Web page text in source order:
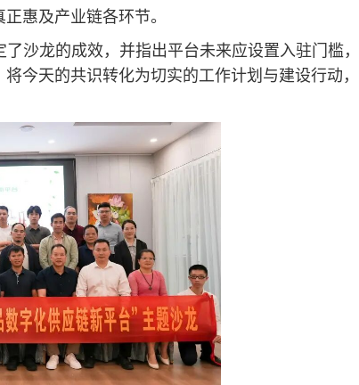
惠及产业链各环节。
沙龙的成效，并指出平台未来应设置入驻门槛
今天的共识转化为切实的工作计划与建设行动